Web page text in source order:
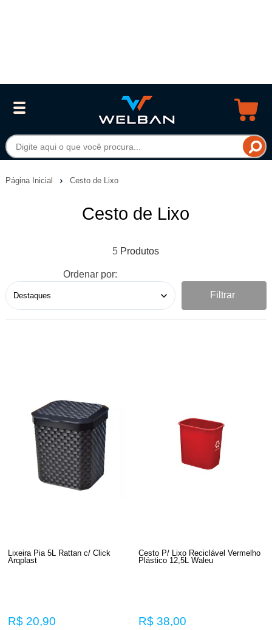
Página Inicial Cesto de Lixo
Cesto de Lixo
5
Ordenar por:
Filtrar
Lixeira Pia 5L Rattan c/ Click
Arqplast
R$ 20,90
Cesto P/ Lixo Reciclável Vermelho
Plástico 12,5L Waleu
R$ 38,00